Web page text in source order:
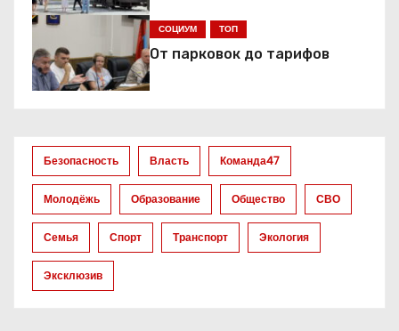
я
п
о
а
п
СОЦИУМ ТОП
От парковок до тарифов
Безопасность Власть Команда47
Молодёжь Образование Общество СВО
Семья Спорт Транспорт Экология
Эксклюзив